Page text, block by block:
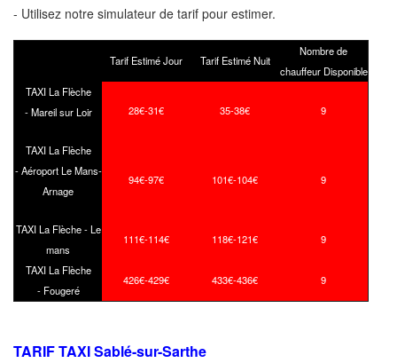
- Utilisez notre simulateur de tarif pour estimer.
Tarif Estimé Jour Tarif Estimé Nuit
Nombre de
chauffeur Disponible
TAXI La Flèche
- Mareil sur Loir
28€-31€ 35-38€ 9
TAXI La Flèche
- Aéroport Le Mans-
Arnage
94€-97€ 101€-104€ 9
TAXI La Flèche - Le
mans
111€-114€ 118€-121€ 9
TAXI La Flèche
- Fougeré
426€-429€ 433€-436€ 9
TARIF TAXI Sablé-sur-Sarthe